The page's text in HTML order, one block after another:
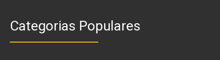
Categorias Populares